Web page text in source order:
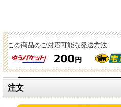
この商品のご対応可能な発送方法
注文